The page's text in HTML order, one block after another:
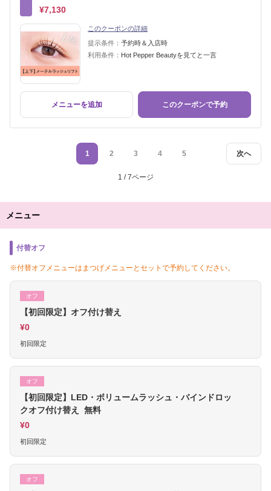
¥7,130
このクーポンの詳細
提示条件： 予約時＆入店時
利用条件： Hot Pepper Beautyを見てと一言
メニューを追加 このクーポンで予約
次へ
1 2 3 4 5
1 / 7ページ
メニュー
付替オフ
※付替オフメニューはまつげメニューとセットで予約してください。
オフ
【初回限定】オフ付け替え
¥0
初回限定
オフ
【初回限定】LED・ボリュームラッシュ・バインドロッ
クオフ付け替え 無料
¥0
初回限定
オフ